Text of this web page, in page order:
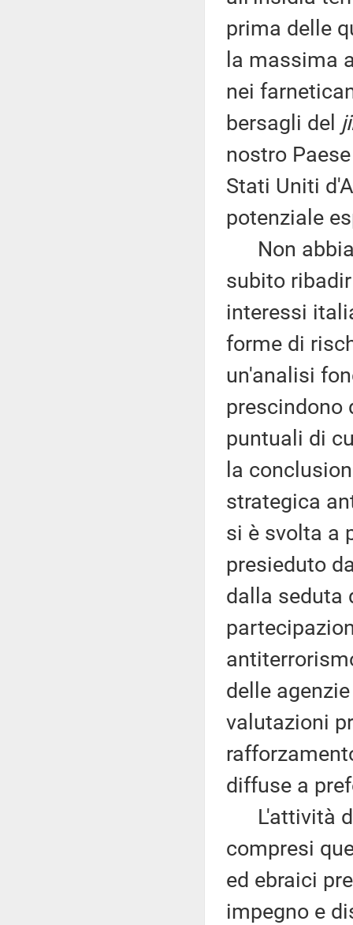
prima delle
la massima
nei
bersagli del
nostro
Stati Uniti
potenziale
Non
subito
interessi
forme di
un'analisi
prescindono
puntuali di
la
strategica
si è svolta a
presieduto
dalla seduta
delle
valutazioni
diffuse a
L'attività di
compresi
ed ebraici
impegno e